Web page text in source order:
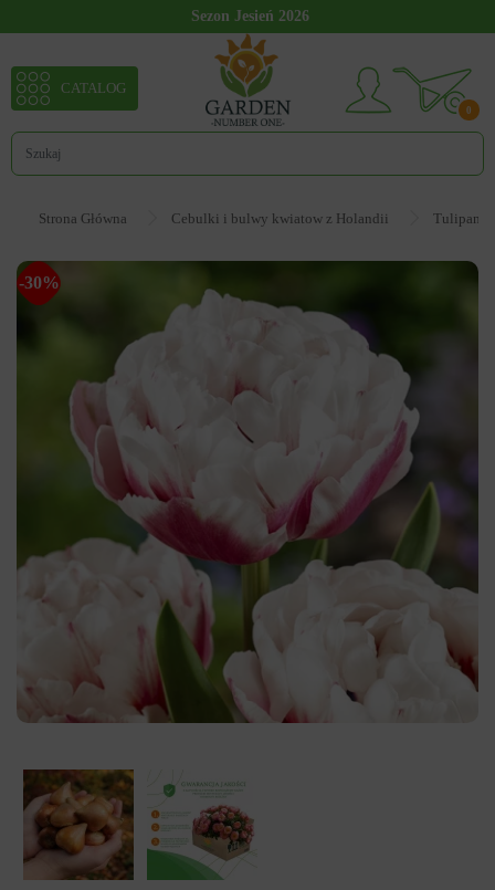
Sezon Jesień 2026
0
CATALOG
Strona Główna Cebulki i bulwy kwiatow z Holandii Tulipan
-30%